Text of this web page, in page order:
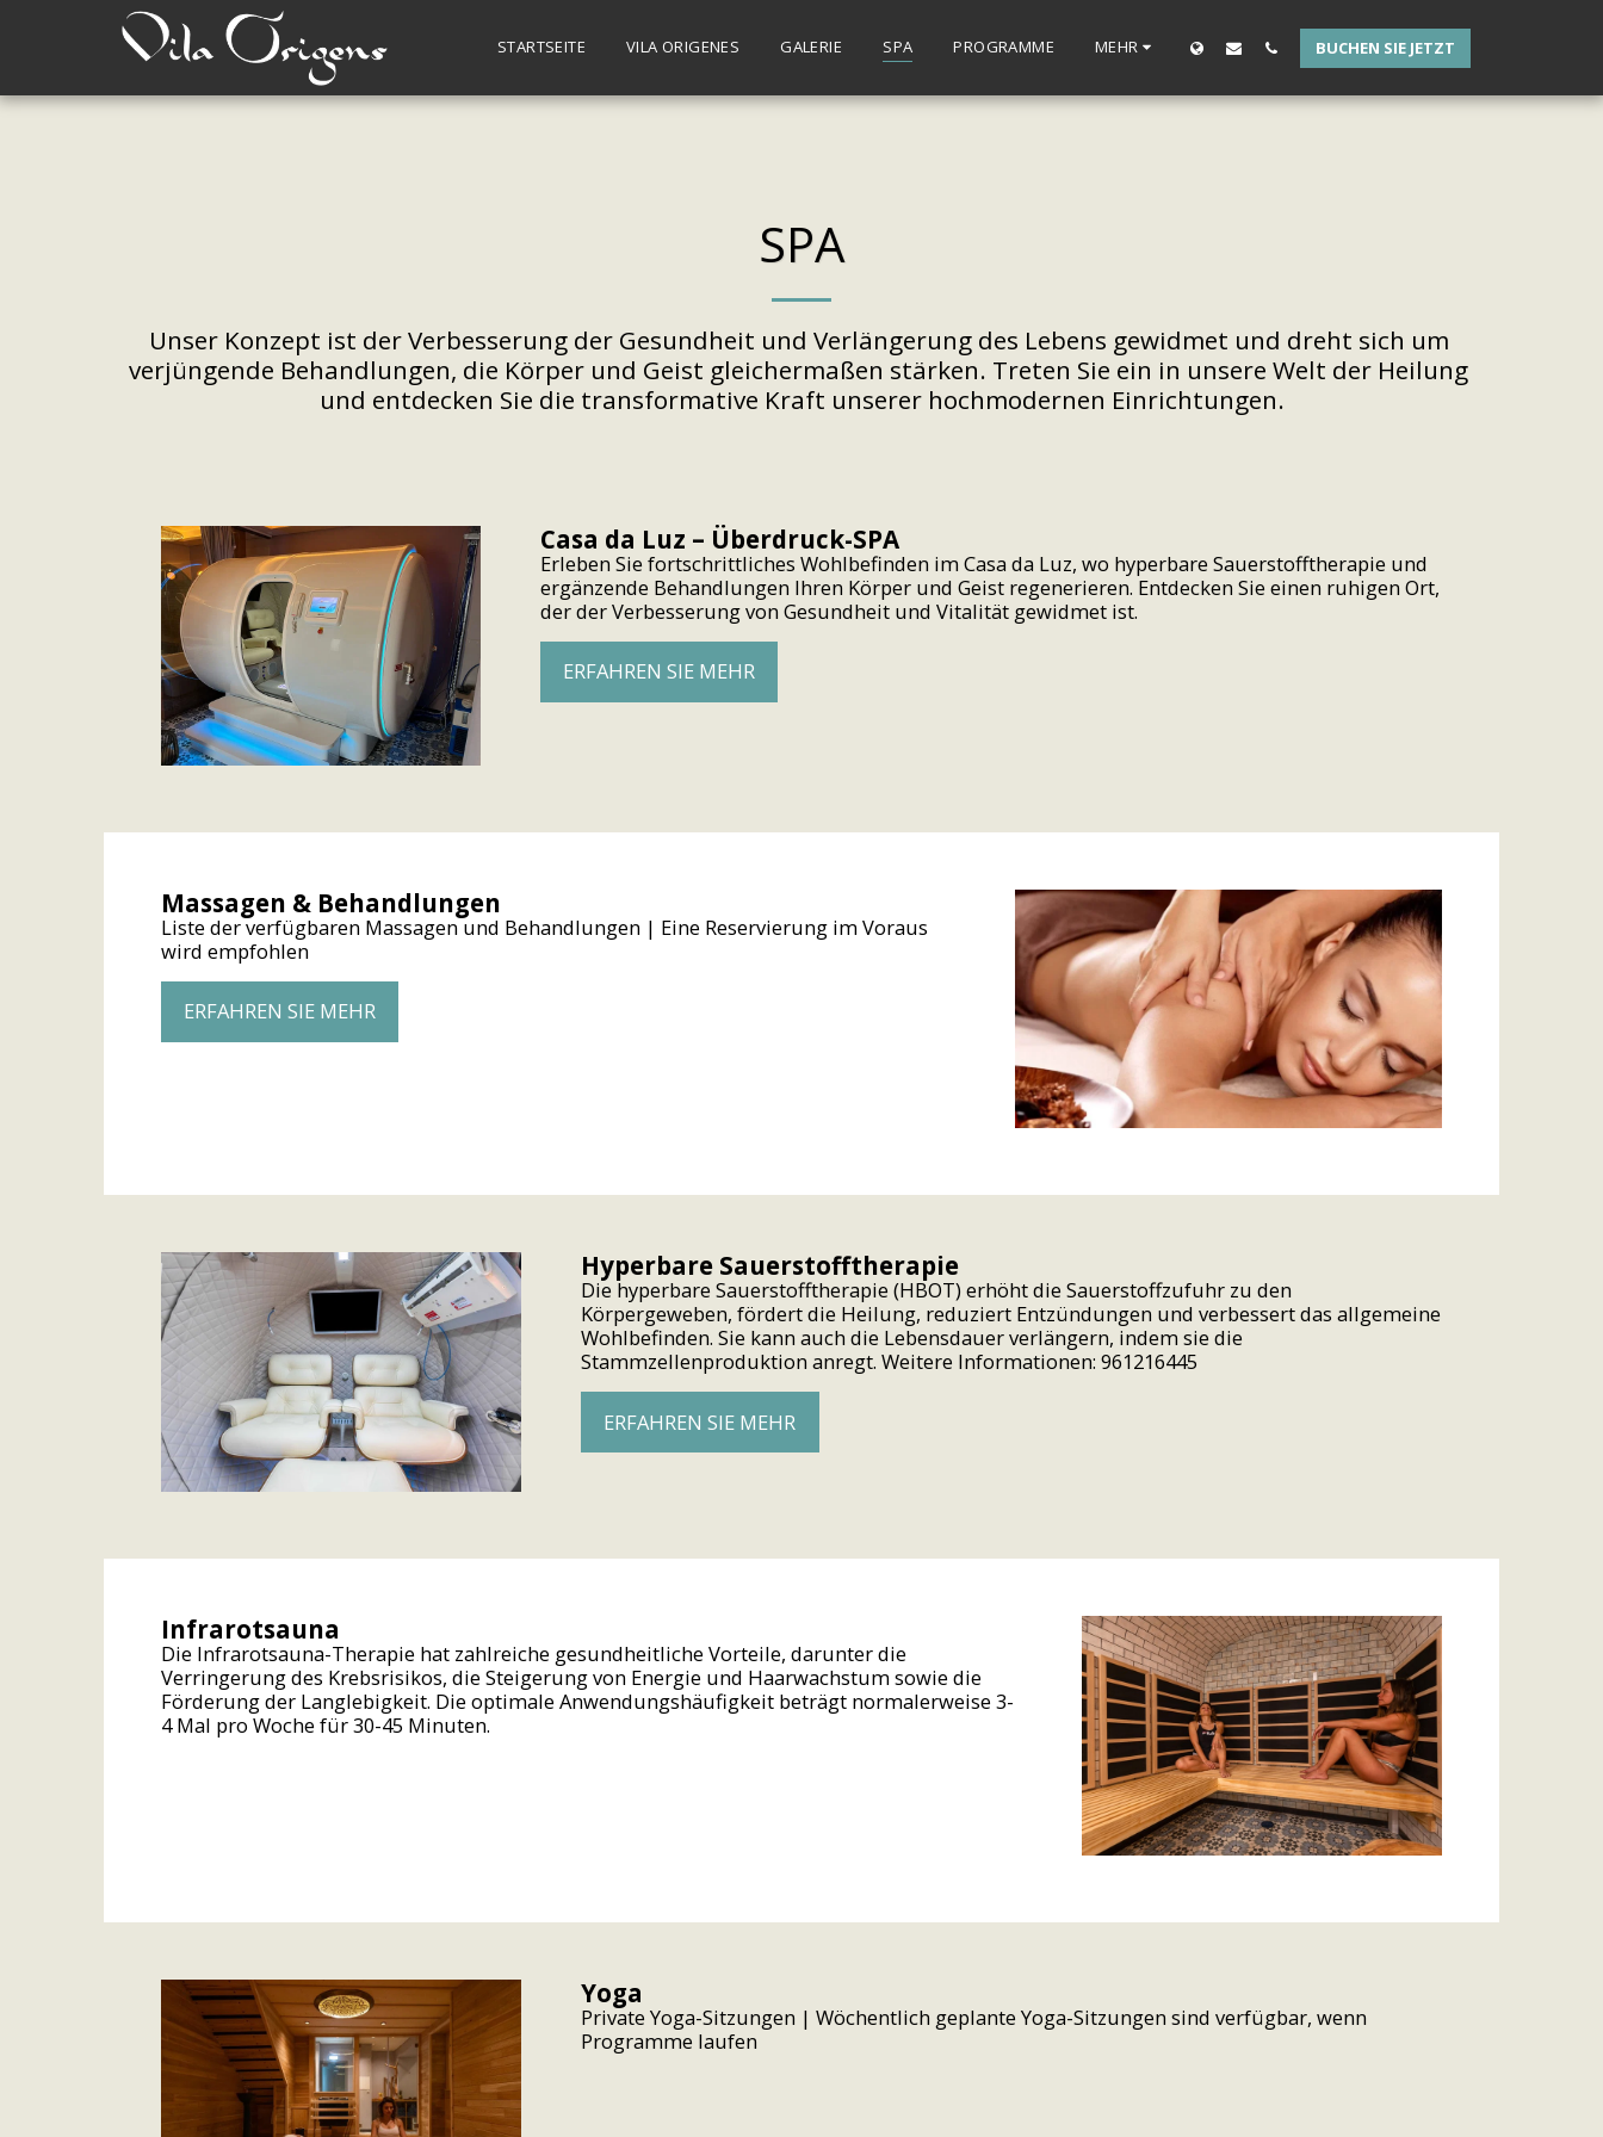
STARTSEITE VILA ORIGENES GALERIE SPA PROGRAMME MEHR BUCHEN SIE JETZT
SPA
Unser Konzept ist der Verbesserung der Gesundheit und Verlängerung des Lebens gewidmet und dreht sich um
verjüngende Behandlungen, die Körper und Geist gleichermaßen stärken. Treten Sie ein in unsere Welt der Heilung
und entdecken Sie die transformative Kraft unserer hochmodernen Einrichtungen.
Casa da Luz – Überdruck-SPA
Erleben Sie fortschrittliches Wohlbefinden im Casa da Luz, wo hyperbare Sauerstofftherapie und
ergänzende Behandlungen Ihren Körper und Geist regenerieren. Entdecken Sie einen ruhigen Ort,
der der Verbesserung von Gesundheit und Vitalität gewidmet ist.
ERFAHREN SIE MEHR
Massagen & Behandlungen
Liste der verfügbaren Massagen und Behandlungen | Eine Reservierung im Voraus
wird empfohlen
ERFAHREN SIE MEHR
Hyperbare Sauerstofftherapie
Die hyperbare Sauerstofftherapie (HBOT) erhöht die Sauerstoffzufuhr zu den
Körpergeweben, fördert die Heilung, reduziert Entzündungen und verbessert das allgemeine
Wohlbefinden. Sie kann auch die Lebensdauer verlängern, indem sie die
Stammzellenproduktion anregt. Weitere Informationen: 961216445
ERFAHREN SIE MEHR
Infrarotsauna
Die Infrarotsauna-Therapie hat zahlreiche gesundheitliche Vorteile, darunter die
Verringerung des Krebsrisikos, die Steigerung von Energie und Haarwachstum sowie die
Förderung der Langlebigkeit. Die optimale Anwendungshäufigkeit beträgt normalerweise 3-
4 Mal pro Woche für 30-45 Minuten.
Yoga
Private Yoga-Sitzungen | Wöchentlich geplante Yoga-Sitzungen sind verfügbar, wenn
Programme laufen